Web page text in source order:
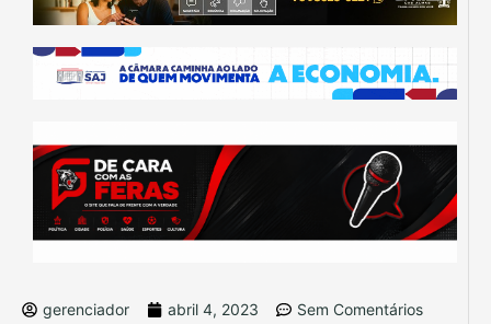
gerenciador abril 4, 2023 Sem Comentários